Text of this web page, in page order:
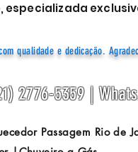
especializada
qualidade e dedicação.
2776-5359 |
Passagem Rio de